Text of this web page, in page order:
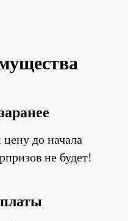
до начала
не будет!